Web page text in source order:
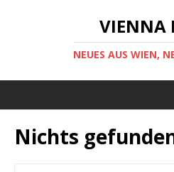
VIENNA
NEUES AUS WIEN,
Nichts